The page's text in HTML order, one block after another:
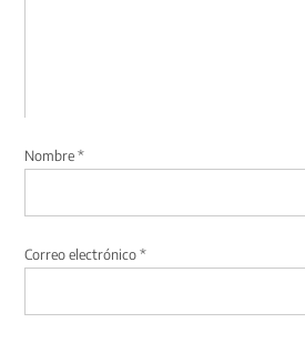
Nombre*
Correo electrónico*